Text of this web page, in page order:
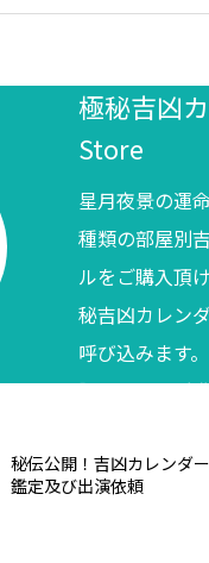
極秘吉凶
Store
星月夜景の運
種類の部屋別
ルをご購入頂
秘吉凶カレン
呼び込みます
調べてからご
秘伝公開！吉凶カレンダー
鑑定及び出演依頼